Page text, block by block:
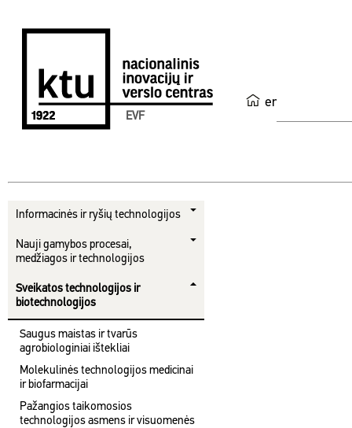
en
EVF
Informacinės ir ryšių technologijos
Nauji gamybos procesai,
medžiagos ir technologijos
Sveikatos technologijos ir
biotechnologijos
Saugus maistas ir tvarūs
agrobiologiniai ištekliai
Molekulinės technologijos medicinai
ir biofarmacijai
Pažangios taikomosios
technologijos asmens ir visuomenės